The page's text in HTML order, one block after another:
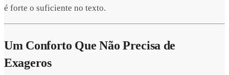
é forte o suficiente no texto.
Um Conforto Que Não Precisa de
Exageros